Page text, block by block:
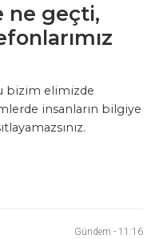
ne geçti,
bizim elimizde
insanların bilgiye
Gündem - 11:16